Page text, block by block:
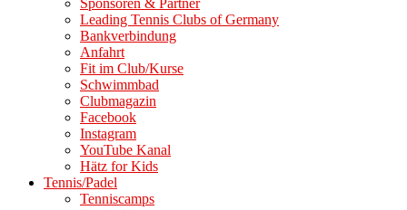
Sponsoren & Partner
Leading Tennis Clubs of Germany
Bankverbindung
Anfahrt
Fit im Club/Kurse
Schwimmbad
Clubmagazin
Facebook
Instagram
YouTube Kanal
Hätz for Kids
Tennis/Padel
Tenniscamps